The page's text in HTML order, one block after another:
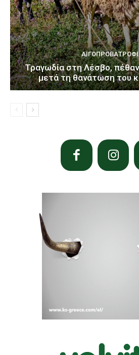
Τραγωδία στη Λέσβο,
μετά τη θανάτωση του